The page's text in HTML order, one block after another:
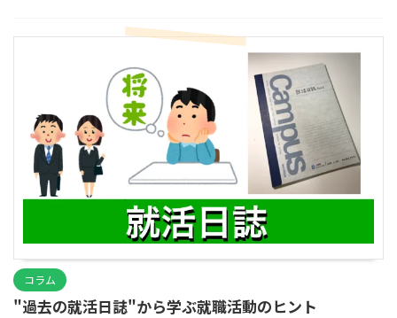
コラム
"過去の就活日誌"から学ぶ就職活動のヒント